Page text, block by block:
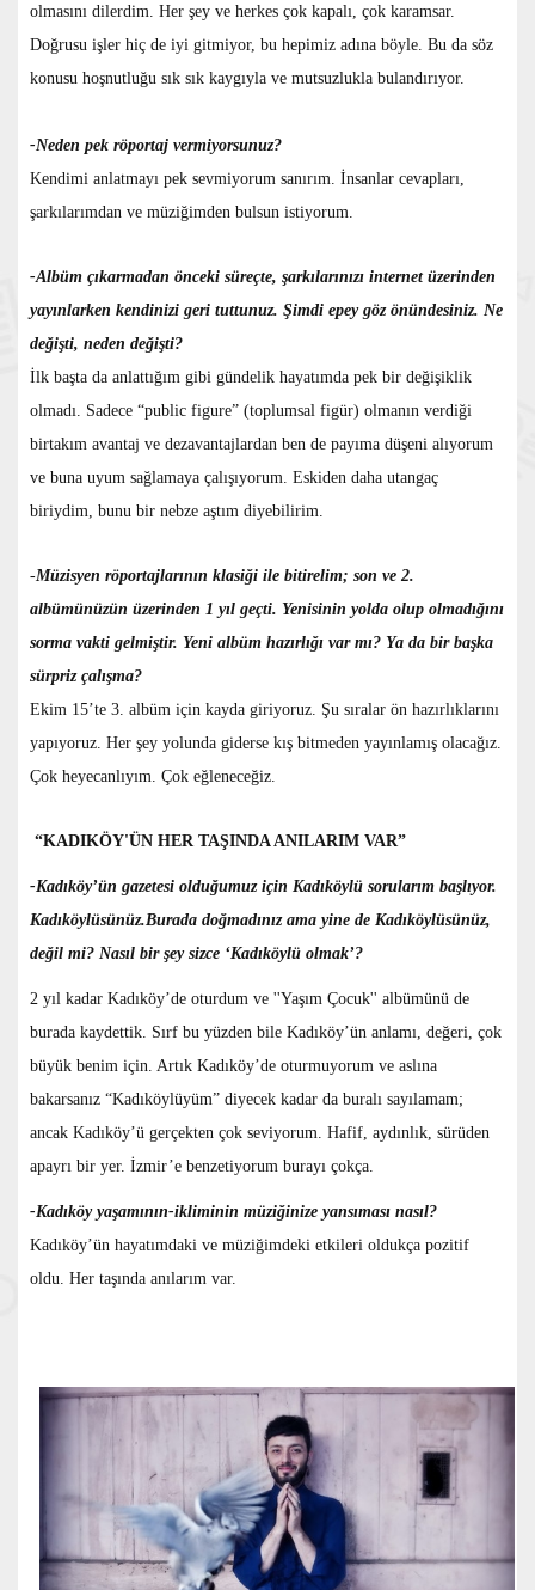
olmasını dilerdim. Her şey ve herkes çok kapalı, çok karamsar.
Doğrusu işler hiç de iyi gitmiyor, bu hepimiz adına böyle. Bu da söz
konusu hoşnutluğu sık sık kaygıyla ve mutsuzlukla bulandırıyor.
-Neden pek röportaj vermiyorsunuz?
Kendimi anlatmayı pek sevmiyorum sanırım. İnsanlar cevapları,
şarkılarımdan ve müziğimden bulsun istiyorum.
-Albüm çıkarmadan önceki süreçte, şarkılarınızı internet üzerinden
yayınlarken kendinizi geri tuttunuz. Şimdi epey göz önündesiniz. Ne
değişti, neden değişti?
İlk başta da anlattığım gibi gündelik hayatımda pek bir değişiklik
olmadı. Sadece “public figure” (toplumsal figür) olmanın verdiği
birtakım avantaj ve dezavantajlardan ben de payıma düşeni alıyorum
ve buna uyum sağlamaya çalışıyorum. Eskiden daha utangaç
biriydim, bunu bir nebze aştım diyebilirim.
-Müzisyen röportajlarının klasiği ile bitirelim; son ve 2.
albümünüzün üzerinden 1 yıl geçti. Yenisinin yolda olup olmadığını
sorma vakti gelmiştir. Yeni albüm hazırlığı var mı? Ya da bir başka
sürpriz çalışma?
Ekim 15’te 3. albüm için kayda giriyoruz. Şu sıralar ön hazırlıklarını
yapıyoruz. Her şey yolunda giderse kış bitmeden yayınlamış olacağız.
Çok heyecanlıyım. Çok eğleneceğiz.
“KADIKÖY'ÜN HER TAŞINDA ANILARIM VAR”
-Kadıköy’ün gazetesi olduğumuz için Kadıköylü sorularım başlıyor.
Kadıköylüsünüz.Burada doğmadınız ama yine de Kadıköylüsünüz,
değil mi? Nasıl bir şey sizce ‘Kadıköylü olmak’?
2 yıl kadar Kadıköy’de oturdum ve ''Yaşım Çocuk'' albümünü de
burada kaydettik. Sırf bu yüzden bile Kadıköy’ün anlamı, değeri, çok
büyük benim için. Artık Kadıköy’de oturmuyorum ve aslına
bakarsanız “Kadıköylüyüm” diyecek kadar da buralı sayılamam;
ancak Kadıköy’ü gerçekten çok seviyorum. Hafif, aydınlık, sürüden
apayrı bir yer. İzmir’e benzetiyorum burayı çokça.
-Kadıköy yaşamının-ikliminin müziğinize yansıması nasıl?
Kadıköy’ün hayatımdaki ve müziğimdeki etkileri oldukça pozitif
oldu. Her taşında anılarım var.